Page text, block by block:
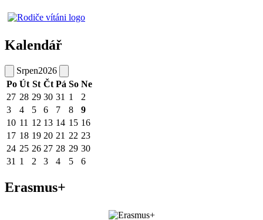
Kalendář
Srpen2026
Po Út St Čt Pá So Ne
27 28 29 30 31 1
2
3
4 5 6 7 8
9
10 11 12 13 14 15 16
17 18 19 20 21 22 23
24 25 26 27 28 29 30
31 1 2 3 4 5 6
Erasmus+